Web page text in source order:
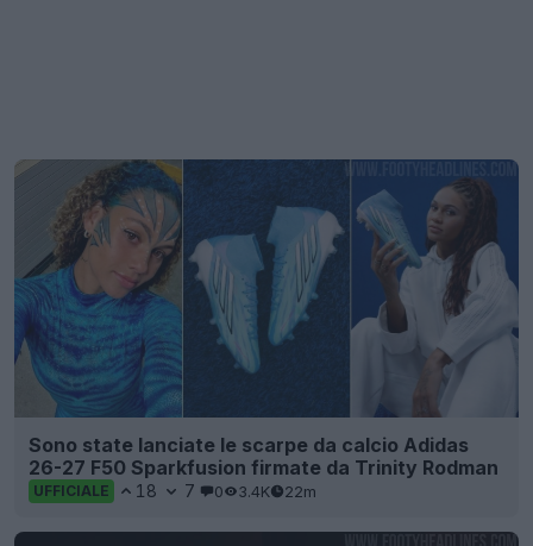
Sono state lanciate le scarpe da calcio Adidas
26-27 F50 Sparkfusion firmate da Trinity Rodman
UFFICIALE 18 7 0 3.4K 22m